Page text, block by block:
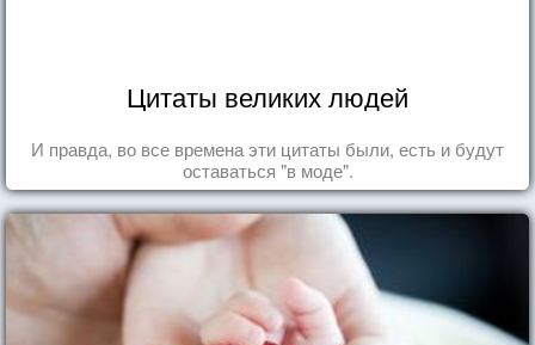
Цитаты великих людей
И правда, во все времена эти цитаты были, есть и будут
оставаться "в моде".